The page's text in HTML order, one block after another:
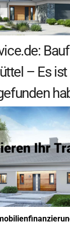
– Es ist